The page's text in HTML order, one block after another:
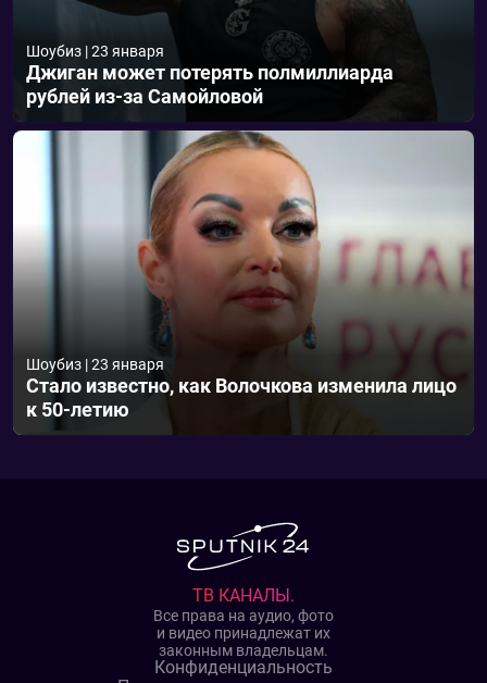
Шоубиз |23 января
Джиган может потерять полмиллиарда
рублей из-за Самойловой
Шоубиз |23 января
Стало известно, как Волочкова изменила лицо
к 50-летию
ТВ КАНАЛЫ.
Все права на аудио, фото
и видео принадлежат их
законным владельцам.
Конфиденциальность